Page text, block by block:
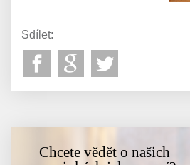
Sdílet:
Chcete vědět o našich